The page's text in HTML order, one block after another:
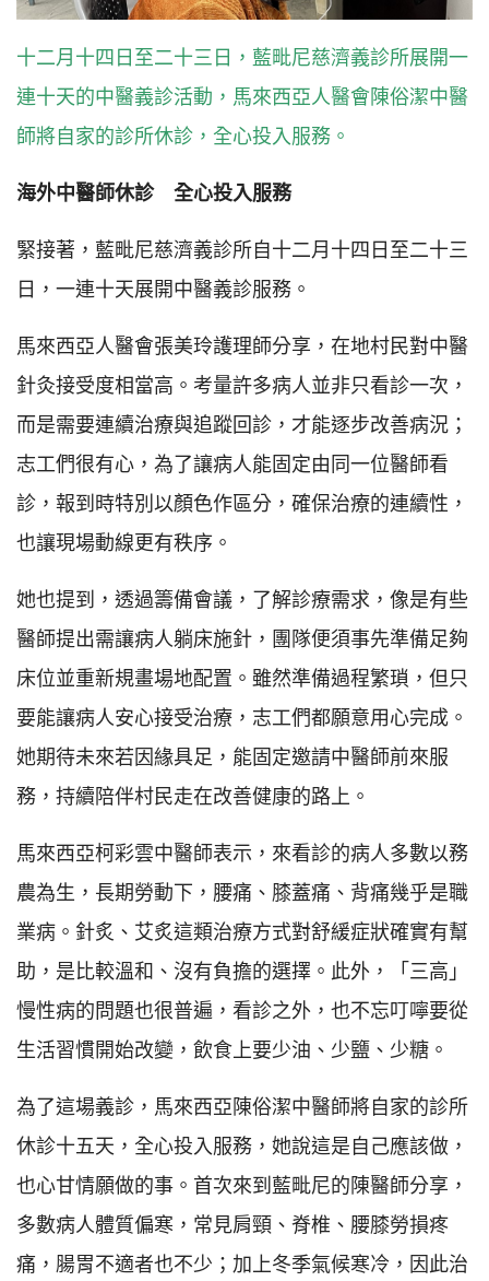
十二月十四日至二十三日，藍毗尼慈濟義診所展開一
連十天的中醫義診活動，馬來西亞人醫會陳俗潔中醫
師將自家的診所休診，全心投入服務。
海外中醫師休診 全心投入服務
緊接著，藍毗尼慈濟義診所自十二月十四日至二十三
日，一連十天展開中醫義診服務。
馬來西亞人醫會張美玲護理師分享，在地村民對中醫
針灸接受度相當高。考量許多病人並非只看診一次，
而是需要連續治療與追蹤回診，才能逐步改善病況；
志工們很有心，為了讓病人能固定由同一位醫師看
診，報到時特別以顏色作區分，確保治療的連續性，
也讓現場動線更有秩序。
她也提到，透過籌備會議，了解診療需求，像是有些
醫師提出需讓病人躺床施針，團隊便須事先準備足夠
床位並重新規畫場地配置。雖然準備過程繁瑣，但只
要能讓病人安心接受治療，志工們都願意用心完成。
她期待未來若因緣具足，能固定邀請中醫師前來服
務，持續陪伴村民走在改善健康的路上。
馬來西亞柯彩雲中醫師表示，來看診的病人多數以務
農為生，長期勞動下，腰痛、膝蓋痛、背痛幾乎是職
業病。針炙、艾炙這類治療方式對舒緩症狀確實有幫
助，是比較溫和、沒有負擔的選擇。此外，「三高」
慢性病的問題也很普遍，看診之外，也不忘叮嚀要從
生活習慣開始改變，飲食上要少油、少鹽、少糖。
為了這場義診，馬來西亞陳俗潔中醫師將自家的診所
休診十五天，全心投入服務，她說這是自己應該做，
也心甘情願做的事。首次來到藍毗尼的陳醫師分享，
多數病人體質偏寒，常見肩頸、脊椎、腰膝勞損疼
痛，腸胃不適者也不少；加上冬季氣候寒冷，因此治